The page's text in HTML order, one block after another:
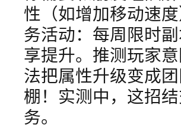
性（如增加移动速
务活动：每周限时
享提升。推测玩家
法把属性升级变成
棚！实测中，这招
务。